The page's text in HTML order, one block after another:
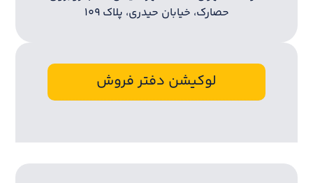
حصارک، خیابان حیدری، پلاک ۱۰۹
لوکیشن دفتر فروش